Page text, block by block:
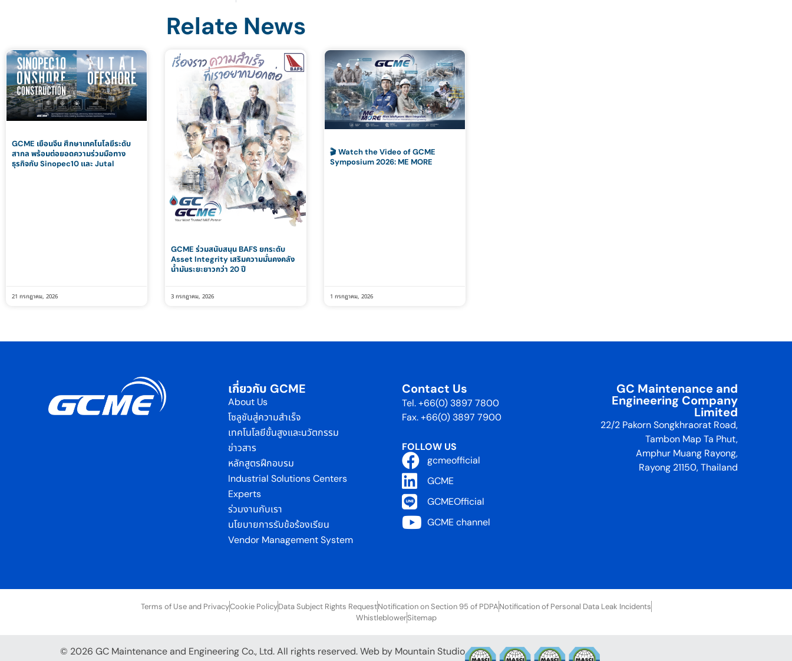
Relate News
GCME เยือนจีน ศึกษาเทคโนโลยีระดับ
สากล พร้อมต่อยอดความร่วมมือทาง
ธุรกิจกับ Sinopec10 และ Jutal
21 กรกฎาคม, 2026
GCME ร่วมสนับสนุน BAFS ยกระดับ
Asset Integrity เสริมความมั่นคงคลัง
น้ำมันระยะยาวกว่า 20 ปี
3 กรกฎาคม, 2026
🎬 Watch the Video of GCME
Symposium 2026: ME MORE
1 กรกฎาคม, 2026
เกี่ยวกับ GCME
About Us
โซลูชันสู่ความสำเร็จ
เทคโนโลยีขั้นสูงและนวัตกรรม
ข่าวสาร
หลักสูตรฝึกอบรม
Industrial Solutions Centers
Experts
ร่วมงานกับเรา
นโยบายการรับข้อร้องเรียน
Vendor Management System
Contact Us
Tel. +66(0) 3897 7800
Fax. +66(0) 3897 7900
FOLLOW US
gcmeofficial
GCME
GCMEOfficial
GCME channel
GC Maintenance and
Engineering Company
Limited
22/2 Pakorn Songkhraorat Road,
Tambon Map Ta Phut,
Amphur Muang Rayong,
Rayong 21150, Thailand
Terms of Use and PrivacyCookie PolicyData Subject Rights RequestNotification on Section 95 of PDPANotification of Personal Data Leak Incidents
WhistleblowerSitemap
© 2026 GC Maintenance and Engineering Co., Ltd. All rights reserved. Web by Mountain Studio